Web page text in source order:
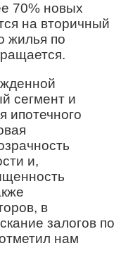
70% новых
на вторичный
жилья по
сегмент и
ипотечного
и,
в
залогов по
нам